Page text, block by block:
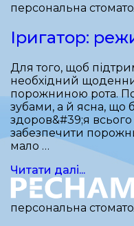
персональна
Іригатор:
Для того, щоб
необхідний
порожниною рота.
зубами, а й ясна, що
здоров&#39;я
забезпечити
мало …
Читати далі...
персональна